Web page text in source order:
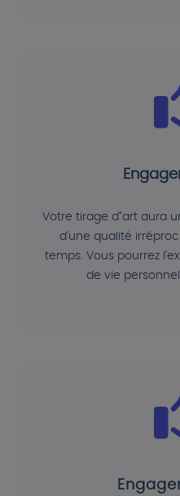
Votre tirage d"art aura
d'une qualité
temps. Vous pourrez
de vie